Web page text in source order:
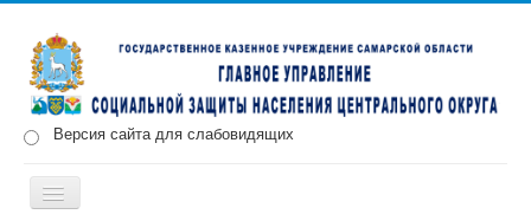
Версия сайта для слабовидящих
Включить/